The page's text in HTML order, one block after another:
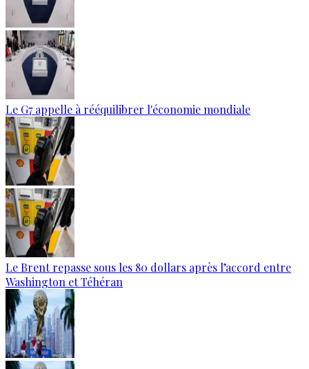
Le G7 appelle à rééquilibrer l'économie mondiale
Le Brent repasse sous les 80 dollars après l’accord entre
Washington et Téhéran